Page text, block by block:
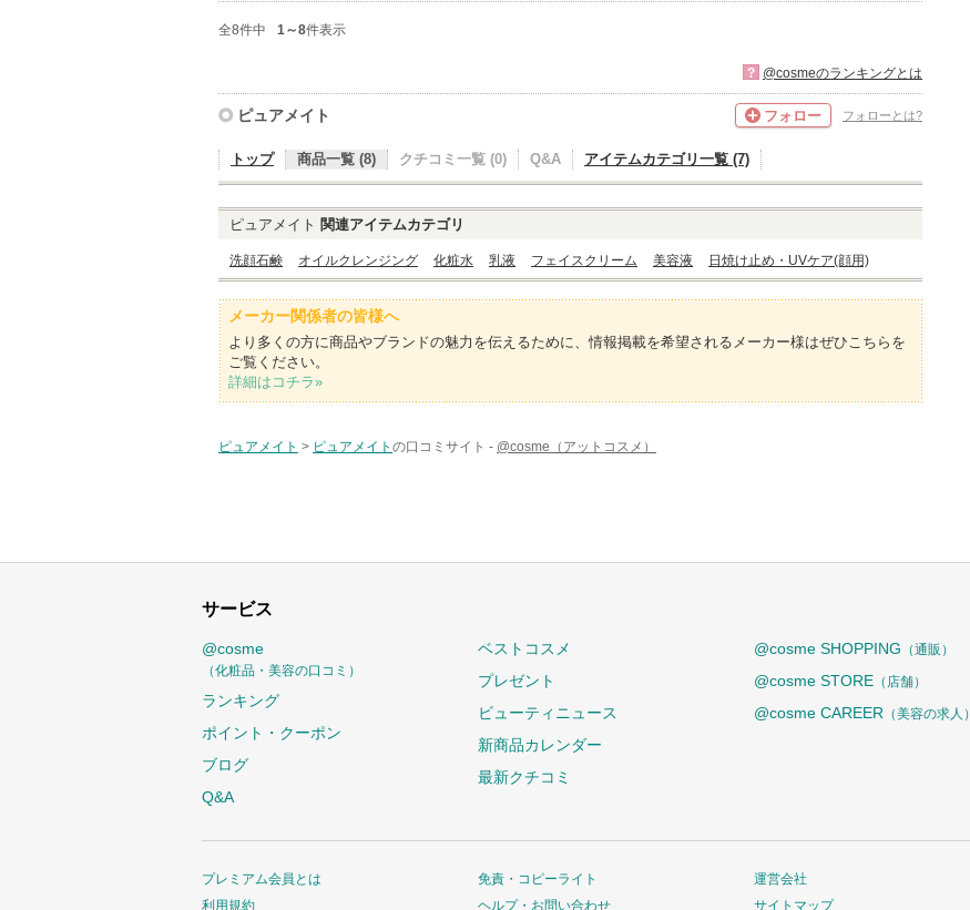
全8件中 1～8件表示
? @cosmeのランキングとは
ピュアメイト フォロー フォローとは?
トップ 商品一覧 (8) クチコミ一覧 (0) Q&A アイテムカテゴリ一覧 (7)
ピュアメイト 関連アイテムカテゴリ
洗顔石鹸 オイルクレンジング 化粧水 乳液 フェイスクリーム 美容液 日焼け止め・UVケア(顔用)
メーカー関係者の皆様へ
より多くの方に商品やブランドの魅力を伝えるために、情報掲載を希望されるメーカー様はぜひこちらを
ご覧ください。
詳細はコチラ»
ピュアメイト > ピュアメイト の口コミサイト - @cosme（アットコスメ）
サービス
@cosme
（化粧品・美容の口コミ）
ランキング
ポイント・クーポン
ブログ
Q&A
ベストコスメ
プレゼント
ビューティニュース
新商品カレンダー
最新クチコミ
@cosme SHOPPING （通販）
@cosme STORE （店舗）
@cosme CAREER （美容の求人）
プレミアム会員とは
利用規約
免責・コピーライト
ヘルプ・お問い合わせ
運営会社
サイトマップ